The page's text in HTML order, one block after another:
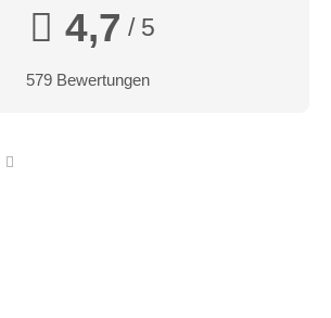
4,7 / 5
579 Bewertungen